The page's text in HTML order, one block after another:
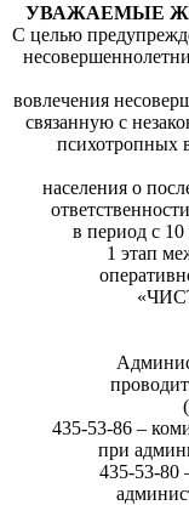
УВАЖАЕМЫЕ
С целью
вовлечения
связанную с
психотропных
населения о
в период с 10
1 этап
(
435-53-86 –
при
435-53-80